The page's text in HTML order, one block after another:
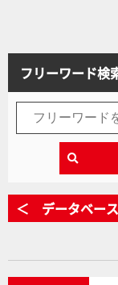
フリーワード検
＜ データベー